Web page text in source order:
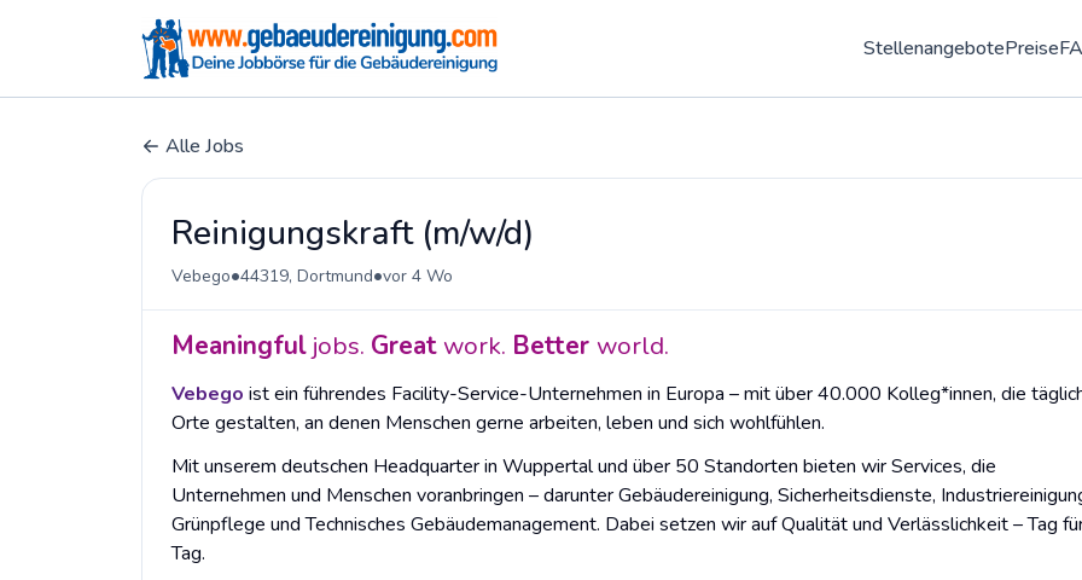
StellenangebotePreise
Alle Jobs
Reinigungskraft (m/w/d)
Vebego•44319, Dortmund•vor 4 Wo
Meaningful jobs. Great work. Better world.
Vebego ist ein führendes Facility-Service-Unternehmen in Europa – mit über 40.000 Kolleg*innen, die
Orte gestalten, an denen Menschen gerne arbeiten, leben und sich wohlfühlen.
Mit unserem deutschen Headquarter in Wuppertal und über 50 Standorten bieten wir Services, die
Unternehmen und Menschen voranbringen – darunter Gebäudereinigung, Sicherheitsdienste,
Grünpflege und Technisches Gebäudemanagement. Dabei setzen wir auf Qualität und Verlässlichkeit – Tag
Tag.